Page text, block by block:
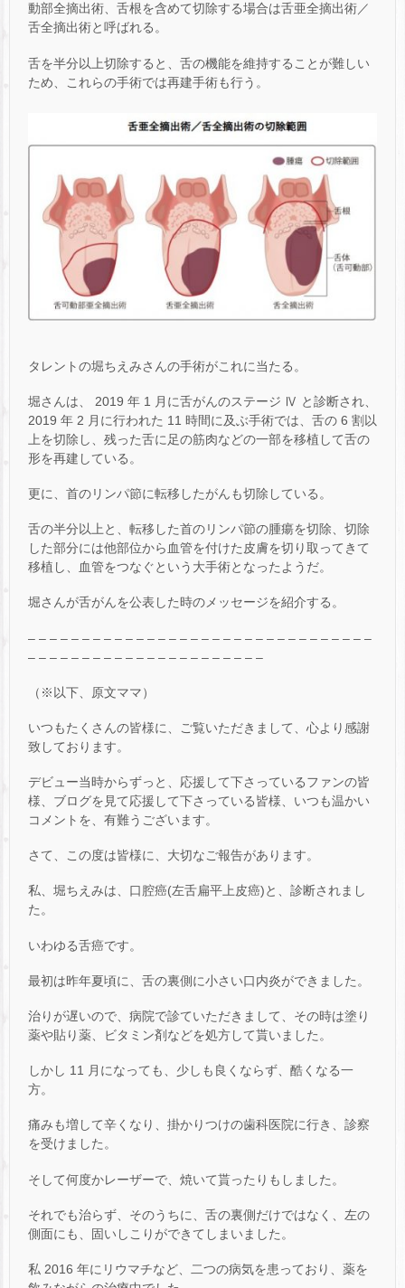
動部全摘出術、舌根を含めて切除する場合は舌亜全摘出術／
舌全摘出術と呼ばれる。
舌を半分以上切除すると、舌の機能を維持することが難しい
ため、これらの手術では再建手術も行う。
タレントの堀ちえみさんの手術がこれに当たる。
堀さんは、 2019 年 1 月に舌がんのステージ Ⅳ と診断され、
2019 年 2 月に行われた 11 時間に及ぶ手術では、舌の 6 割以
上を切除し、残った舌に足の筋肉などの一部を移植して舌の
形を再建している。
更に、首のリンパ節に転移したがんも切除している。
舌の半分以上と、転移した首のリンパ節の腫瘍を切除、切除
した部分には他部位から血管を付けた皮膚を切り取ってきて
移植し、血管をつなぐという大手術となったようだ。
堀さんが舌がんを公表した時のメッセージを紹介する。
– – – – – – – – – – – – – – – – – – – – – – – – – – – – – – – –
– – – – – – – – – – – – – – – – – – – – – –
（※以下、原文ママ）
いつもたくさんの皆様に、ご覧いただきまして、心より感謝
致しております。
デビュー当時からずっと、応援して下さっているファンの皆
様、ブログを見て応援して下さっている皆様、いつも温かい
コメントを、有難うございます。
さて、この度は皆様に、大切なご報告があります。
私、堀ちえみは、口腔癌(左舌扁平上皮癌)と、診断されまし
た。
いわゆる舌癌です。
最初は昨年夏頃に、舌の裏側に小さい口内炎ができました。
治りが遅いので、病院で診ていただきまして、その時は塗り
薬や貼り薬、ビタミン剤などを処方して貰いました。
しかし 11 月になっても、少しも良くならず、酷くなる一
方。
痛みも増して辛くなり、掛かりつけの歯科医院に行き、診察
を受けました。
そして何度かレーザーで、焼いて貰ったりもしました。
それでも治らず、そのうちに、舌の裏側だけではなく、左の
側面にも、固いしこりができてしまいました。
私 2016 年にリウマチなど、二つの病気を患っており、薬を